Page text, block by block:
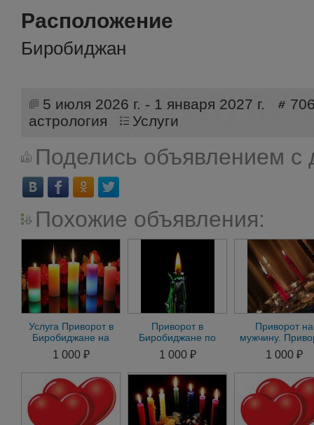
Расположение
Биробиджан
5 июля 2026 г. - 1 января 2027 г.
астрология
Услуги
Поделись объявлением с
Похожие объявления:
Услуга Приворот в
Биробиджане на
Мужчину. Приворот
на Женщину по Фото
1 000 ₽
Приворот в
Биробиджане по
Фото на Мужчину.
Приворот на
Женщину
1 000 ₽
Приворот на
мужчину.
на женщину.
виды
помощи
1 000 ₽